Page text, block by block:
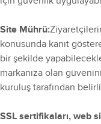
Site Mührü:
konusunda kanıt
bir şekilde
markanıza olan
kuruluş tarafından
SSL sertifikaları, web